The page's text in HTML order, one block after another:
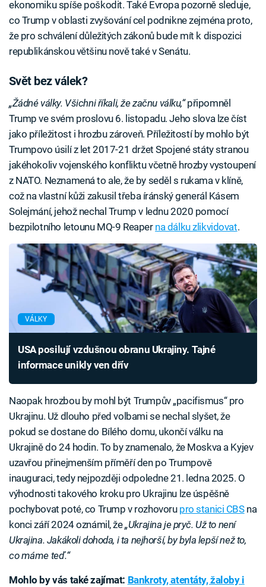
ekonomiku spíše poškodit. Také Evropa pozorně sleduje,
co Trump v oblasti zvyšování cel podnikne zejména proto,
že pro schválení důležitých zákonů bude mít k dispozici
republikánskou většinu nově také v Senátu.
Svět bez válek?
„Žádné války. Všichni říkali, že začnu válku,“připomněl
Trump ve svém proslovu 6. listopadu. Jeho slova lze číst
jako příležitost i hrozbu zároveň. Příležitostí by mohlo být
Trumpovo úsilí z let 2017-21 držet Spojené státy stranou
jakéhokoliv vojenského konfliktu včetně hrozby vystoupení
z NATO. Neznamená to ale, že by seděl s rukama v klíně,
což na vlastní kůži zakusil třeba íránský generál Kásem
Solejmání, jehož nechal Trump v lednu 2020 pomocí
bezpilotního letounu MQ-9 Reaper na dálku zlikvidovat.
VÁLKY
USA posilují vzdušnou obranu Ukrajiny. Tajné
informace unikly ven dřív
Naopak hrozbou by mohl být Trumpův „pacifismus“ pro
Ukrajinu. Už dlouho před volbami se nechal slyšet, že
pokud se dostane do Bílého domu, ukončí válku na
Ukrajině do 24 hodin. To by znamenalo, že Moskva a Kyjev
uzavřou přinejmenším příměří den po Trumpově
inauguraci, tedy nejpozději odpoledne 21. ledna 2025. O
výhodnosti takového kroku pro Ukrajinu lze úspěšně
pochybovat poté, co Trump v rozhovoru pro stanici CBSna
konci září 2024 oznámil, že„Ukrajina je pryč. Už to není
Ukrajina. Jakákoli dohoda, i ta nejhorší, by byla lepší než to,
co máme teď.“
Mohlo by vás také zajímat: Bankroty, atentáty, žaloby i